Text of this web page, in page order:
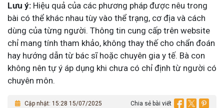
Lưu ý: Hiệu quả của các phương pháp được nêu trong
bài có thể khác nhau tùy vào thể trạng, cơ địa và cách
dùng của từng người. Thông tin cung cấp trên website
chỉ mang tính tham khảo, không thay thế cho chẩn đoán
hay hướng dẫn từ bác sĩ hoặc chuyên gia y tế. Bà con
không nên tự ý áp dụng khi chưa có chỉ định từ người có
chuyên môn.
Cập nhật: 15:28 15/07/2025 Chia sẻ bài viết